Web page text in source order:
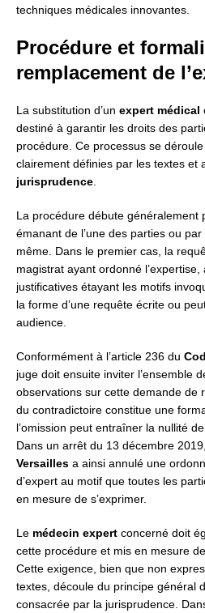
techniques médicales innovantes.
Procédure et
remplacement de
La substitution d’un expert médical
destiné à garantir les droits des
procédure. Ce processus se
clairement définies par les textes et
jurisprudence
La procédure débute généralement
émanant de l’une des parties ou
même. Dans le premier cas, la
magistrat ayant ordonné
justificatives étayant les motifs
la forme d’une requête écrite ou
audience.
Conformément à l’article 236 du
juge doit ensuite inviter l’ensemble
observations sur cette demande de
du contradictoire constitue une
l’omission peut entraîner la nullité
Dans un arrêt du 13 décembre
Versailles a ainsi annulé une
d’expert au motif que toutes les
en mesure de s’exprimer.
Le médecin expert concerné doit
cette procédure et mis en mesure
Cette exigence, bien que non
textes, découle du principe général
consacrée par la jurisprudence.